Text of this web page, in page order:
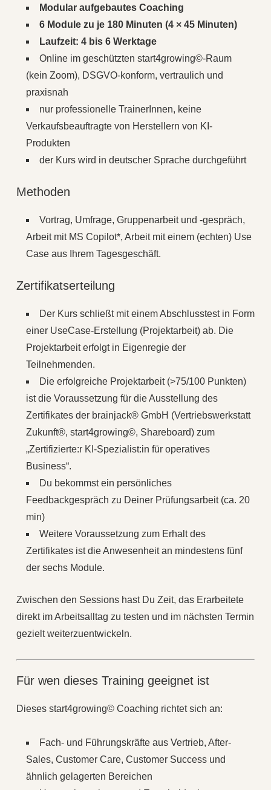
Modular aufgebautes Coaching
6 Module zu je 180 Minuten (4 × 45 Minuten)
Laufzeit: 4 bis 6 Werktage
Online im geschützten start4growing©‑Raum
(kein Zoom), DSGVO-konform, vertraulich und
praxisnah
nur professionelle TrainerInnen, keine
Verkaufsbeauftragte von Herstellern von KI-
Produkten
der Kurs wird in deutscher Sprache durchgeführt
Methoden
Vortrag, Umfrage, Gruppenarbeit und -gespräch,
Arbeit mit MS Copilot*, Arbeit mit einem (echten) Use
Case aus Ihrem Tagesgeschäft.
Zertifikatserteilung
Der Kurs schließt mit einem Abschlusstest in Form
einer UseCase-Erstellung (Projektarbeit) ab. Die
Projektarbeit erfolgt in Eigenregie der
Teilnehmenden.
Die erfolgreiche Projektarbeit (>75/100 Punkten)
ist die Voraussetzung für die Ausstellung des
Zertifikates der brainjack® GmbH (Vertriebswerkstatt
Zukunft®, start4growing©, Shareboard) zum
„Zertifizierte:r KI‑Spezialist:in für operatives
Business“.
Du bekommst ein persönliches
Feedbackgespräch zu Deiner Prüfungsarbeit (ca. 20
min)
Weitere Voraussetzung zum Erhalt des
Zertifikates ist die Anwesenheit an mindestens fünf
der sechs Module.
Zwischen den Sessions hast Du Zeit, das Erarbeitete
direkt im Arbeitsalltag zu testen und im nächsten Termin
gezielt weiterzuentwickeln.
Für wen dieses Training geeignet ist
Dieses start4growing© Coaching richtet sich an:
Fach‑ und Führungskräfte aus Vertrieb, After-
Sales, Customer Care, Customer Success und
ähnlich gelagerten Bereichen